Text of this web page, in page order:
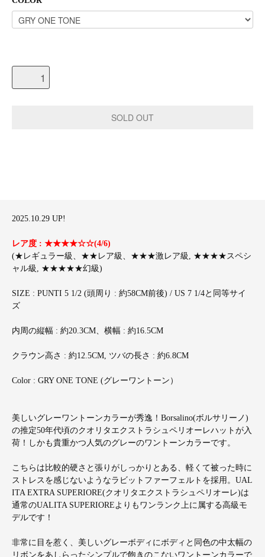
2025.10.29 UP!
レア度 : ★★★★☆☆(4/6)
(★レギュラー級、★★レア級、★★★激レア級, ★★★★スペシ
ャル級, ★★★★★幻級)
SIZE : PUNTI 5 1/2 (頭周り : 約58CM前後) / US 7 1/4と同等サイ
ズ
内周の縦幅 : 約20.3CM、横幅 : 約16.5CM
クラウン高さ : 約12.5CM, ツバの長さ : 約6.8CM
Color : GRY ONE TONE (グレーワントーン）
美しいグレーワントーンカラーが秀逸！Borsalino(ボルサリーノ)
の推定50年代頃のクオリタエクストラシュペリオーレハットが入
荷！しかも貴重かつ人気のグレーのワントーンカラーです。
こちらは比較的硬さと張りがしっかりとある、軽くて被った時に
ストレスを感じないようなラビットファーフェルトを採用。UAL
ITA EXTRA SUPERIORE(クオリタエクストラシュペリオーレ)は
通常のUALITA SUPERIOREよりもワンランク上に属する高級モ
デルです！
非常に目を惹く、美しいグレーボディにボディと同色の中太幅の
リボンをあしらったシンプルで飽きのこないワントーンカラーで